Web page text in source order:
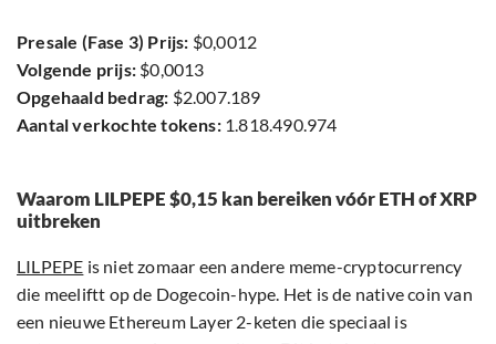
Presale (Fase 3) Prijs: $0,0012
Volgende prijs: $0,0013
Opgehaald bedrag: $2.007.189
Aantal verkochte tokens:1.818.490.974
Waarom LILPEPE $0,15 kan bereiken vóór ETH of XRP
uitbreken
LILPEPE is niet zomaar een andere meme-cryptocurrency
die meeliftt op de Dogecoin-hype. Het is de native coin van
een nieuwe Ethereum Layer 2-keten die speciaal is